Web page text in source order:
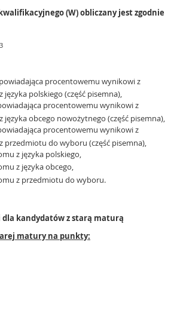
(W) obliczany jest zgodnie
3
procentowemu wynikowi z
polskiego (część pisemna),
procentowemu wynikowi z
języka obcego nowożytnego (część pisemna),
procentowemu wynikowi z
przedmiotu do wyboru (część pisemna),
z języka polskiego,
z języka obcego,
z przedmiotu do wyboru.
kandydatów z starą maturą
matury na punkty: